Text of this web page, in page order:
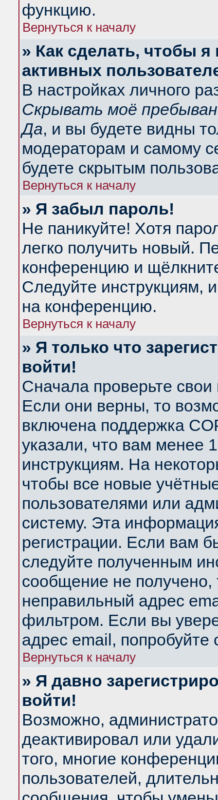
функцию.
Вернуться к началу
» Как сделать, чтобы
активных
В настройках личного
Скрывать моё
Да, и вы будете видны
модераторам и самому
будете скрытым
Вернуться к началу
» Я забыл пароль!
Не паникуйте! Хотя
легко получить новый.
конференцию и
Следуйте инструкциям,
на конференцию.
Вернуться к началу
» Я только что
войти!
Сначала проверьте
Если они верны, то
включена поддержка
указали, что вам менее
инструкциям. На
чтобы все новые
пользователями или
систему. Эта
регистрации. Если вам
следуйте полученным
сообщение не получено,
неправильный адрес
фильтром. Если вы
адрес email, попробуйте
Вернуться к началу
» Я давно
войти!
Возможно,
деактивировал или
того, многие
пользователей,